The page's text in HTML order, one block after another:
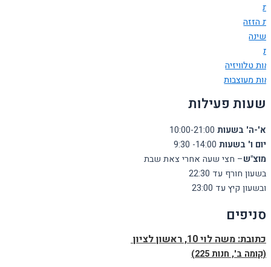
הזזה
שינה
טלוויזיה
מעוצבות
שעות פעילות
א'-ה' בשעות
יום ו' בשעות
מוצ"ש– חצי שעה אחרי צאת שבת
בשעון חורף עד 22:30
ובשעון קיץ עד 23:00
סניפים
כתובת: משה לוי 10, ראשון לציון
(קומה ב', חנות 225)